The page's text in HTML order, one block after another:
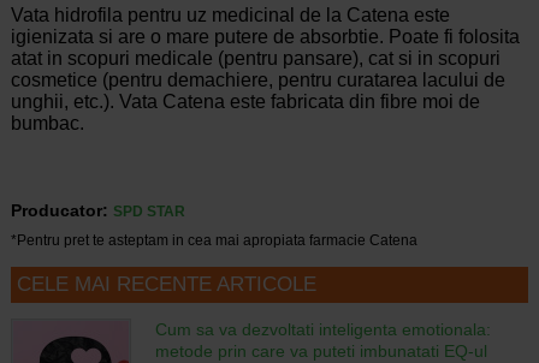
Vata hidrofila pentru uz medicinal de la Catena este
igienizata si are o mare putere de absorbtie. Poate fi folosita
atat in scopuri medicale (pentru pansare), cat si in scopuri
cosmetice (pentru demachiere, pentru curatarea lacului de
unghii, etc.). Vata Catena este fabricata din fibre moi de
bumbac.
Producator: SPD STAR
*Pentru pret te asteptam in cea mai apropiata farmacie Catena
CELE MAI RECENTE ARTICOLE
Cum sa va dezvoltati inteligenta emotionala:
metode prin care va puteti imbunatati EQ-ul